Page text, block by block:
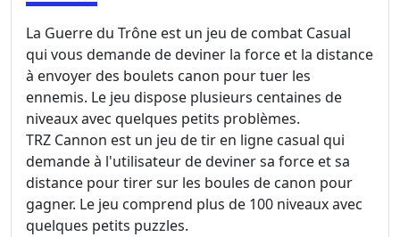
La Guerre du Trône est un jeu de combat Casual
qui vous demande de deviner la force et la distance
à envoyer des boulets canon pour tuer les
ennemis. Le jeu dispose plusieurs centaines de
niveaux avec quelques petits problèmes.
TRZ Cannon est un jeu de tir en ligne casual qui
demande à l'utilisateur de deviner sa force et sa
distance pour tirer sur les boules de canon pour
gagner. Le jeu comprend plus de 100 niveaux avec
quelques petits puzzles.